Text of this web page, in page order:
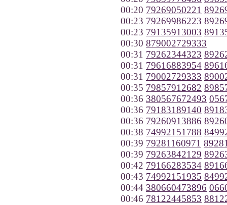
00:20 79269050221
00:23 79269986223
00:23 79135913003
00:30 879002729333
00:31 79262344323
00:31 79616883954
00:31 79002729333
00:35 79857912682
00:36 380567672493
00:36 79183189140
00:36 79260913886
00:38 74992151788
00:39 79281160971
00:39 79263842129
00:42 79166283534
00:43 74992151935
00:44 380660473896
00:46 78122445853